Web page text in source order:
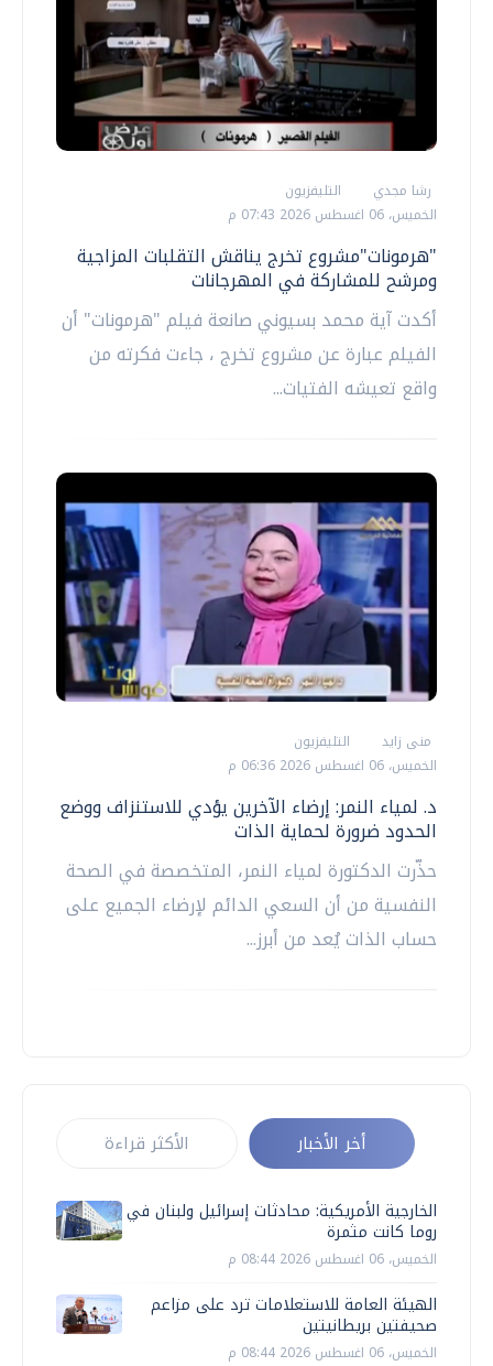
رشا مجدي
التليفزيون
الخميس، 06 اغسطس 2026 07:43 م
"هرمونات"مشروع تخرج يناقش التقلبات المزاجية
ومرشح للمشاركة في المهرجانات
أكدت آية محمد بسيوني صانعة فيلم "هرمونات" أن
الفيلم عبارة عن مشروع تخرج ، جاءت فكرته من
واقع تعيشه الفتيات...
منى زايد
التليفزيون
الخميس، 06 اغسطس 2026 06:36 م
د. لمياء النمر: إرضاء الآخرين يؤدي للاستنزاف ووضع
الحدود ضرورة لحماية الذات
حذّرت الدكتورة لمياء النمر، المتخصصة في الصحة
النفسية من أن السعي الدائم لإرضاء الجميع على
حساب الذات يُعد من أبرز...
أخر الأخبار الأكثر قراءة
الخارجية الأمريكية: محادثات إسرائيل ولبنان في
روما كانت مثمرة
الخميس، 06 اغسطس 2026 08:44 م
الهيئة العامة للاستعلامات ترد على مزاعم
صحيفتين بريطانيتين
الخميس، 06 اغسطس 2026 08:44 م